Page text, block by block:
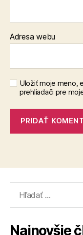
Adresa webu
Uložiť moje meno,
prehliadači pre
Najnovšie